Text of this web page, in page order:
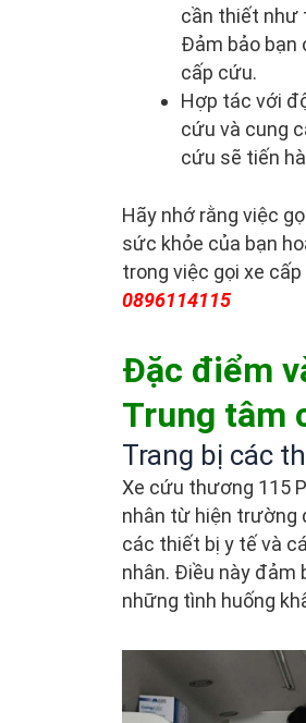
cần thiết như
Đảm bảo bạn
cấp cứu.
Hợp tác với
cứu và cung
cứu sẽ tiến
Hãy nhớ rằng việc
sức khỏe của bạn
trong việc gọi xe
0896114115
Đặc điểm
Trung tâm
Trang bị các
Xe cứu thương 115
nhân từ hiện trường
các thiết bị y tế và
nhân. Điều này đảm
những tình huống